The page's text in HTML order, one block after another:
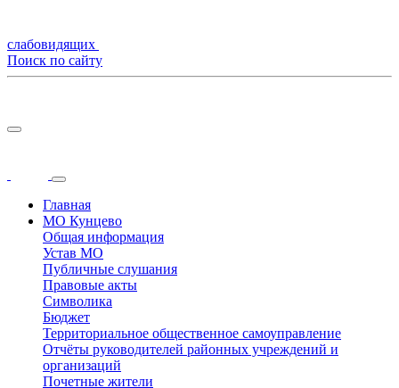
слабовидящих
Поиск по сайту
Главная
МО Кунцево
Общая информация
Устав МО
Публичные слушания
Правовые акты
Символика
Бюджет
Территориальное общественное самоуправление
Отчёты руководителей районных учреждений и
организаций
Почетные жители